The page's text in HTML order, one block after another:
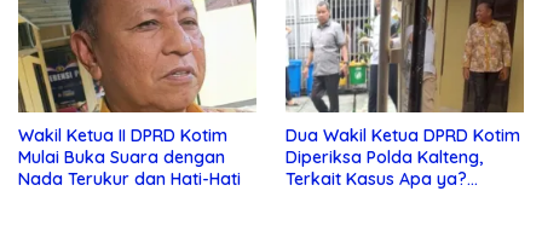
Wakil Ketua II DPRD Kotim
Mulai Buka Suara dengan
Nada Terukur dan Hati-Hati
Dua Wakil Ketua DPRD Kotim
Diperiksa Polda Kalteng,
Terkait Kasus Apa ya?…